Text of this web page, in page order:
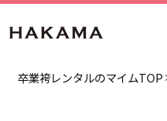
卒業袴レンタルのマイムTOP